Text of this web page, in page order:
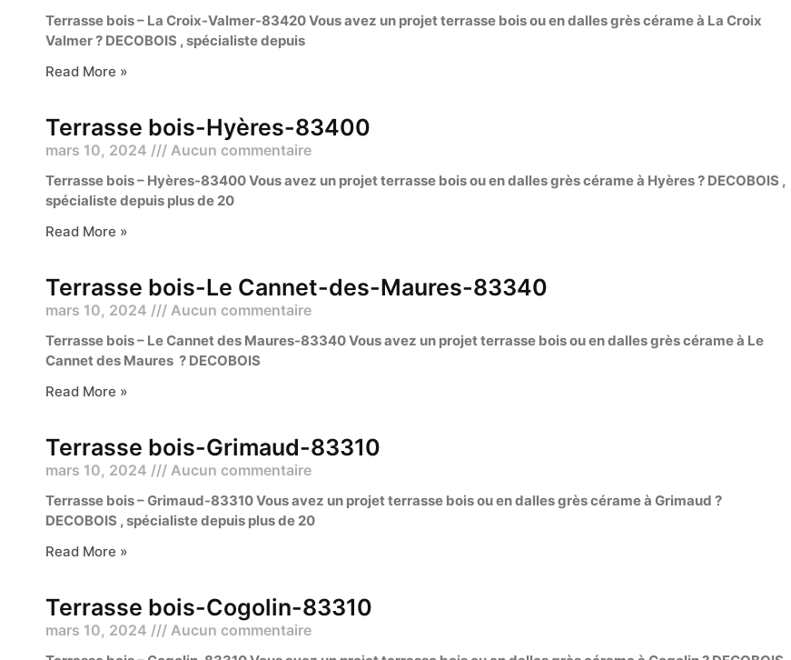
Terrasse bois – La Croix-Valmer-83420 Vous avez un projet terrasse bois ou en dalles grès cérame à La Croix
Valmer ? DECOBOIS , spécialiste depuis
Read More »
Terrasse bois-Hyères-83400
mars 10, 2024 Aucun commentaire
Terrasse bois – Hyères-83400 Vous avez un projet terrasse bois ou en dalles grès cérame à Hyères ? DECOBOIS ,
spécialiste depuis plus de 20
Read More »
Terrasse bois-Le Cannet-des-Maures-83340
mars 10, 2024 Aucun commentaire
Terrasse bois – Le Cannet des Maures-83340 Vous avez un projet terrasse bois ou en dalles grès cérame à Le
Cannet des Maures ? DECOBOIS
Read More »
Terrasse bois-Grimaud-83310
mars 10, 2024 Aucun commentaire
Terrasse bois – Grimaud-83310 Vous avez un projet terrasse bois ou en dalles grès cérame à Grimaud ?
DECOBOIS , spécialiste depuis plus de 20
Read More »
Terrasse bois-Cogolin-83310
mars 10, 2024 Aucun commentaire